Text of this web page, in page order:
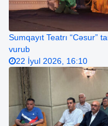
Sumqayıt Teatrı “Cəsur”
vurub
22 İyul 2026, 16:10